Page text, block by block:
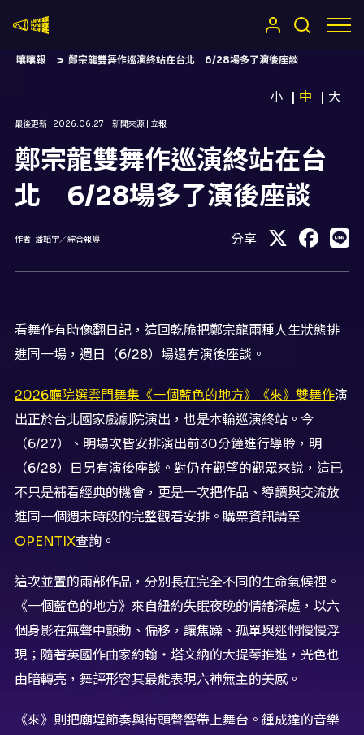
嚷嚷報 鄭宗龍雙舞作巡演終站在台北 6/28場多了演後座談
小 中 大
最後更新 | 2026.06.27 新聞來源 | 立報
鄭宗龍雙舞作巡演終站在台
北 6/28場多了演後座談
作者: 潘韜宇／綜合報導 分享
看舞作有時像翻日記，這回乾脆把鄭宗龍兩種人生狀態排
進同一場，週日（6/28）場還有演後座談。
2026廳院選雲門舞集《一個藍色的地方》《來》雙舞作演
出正於台北國家戲劇院演出，也是本輪巡演終站。今
（6/27）、明場次皆安排演出前30分鐘進行導聆，明
（6/28）日另有演後座談。對仍在觀望的觀眾來說，這已
不只是補看經典的機會，更是一次把作品、導讀與交流放
進同一個週末時段的完整觀看安排。購票資訊請至
OPENTIX查詢。
這次並置的兩部作品，分別長在完全不同的生命氣候裡。
《一個藍色的地方》來自紐約失眠夜晚的情緒深處，以六
個身影在無聲中顫動、偏移，讓焦躁、孤單與迷惘慢慢浮
現；隨著英國作曲家約翰・塔文納的大提琴推進，光色也
由暗轉亮，舞評形容其最能表現六神無主的美感。
《來》則把廟埕節奏與街頭聲響帶上舞台。鍾成達的音樂